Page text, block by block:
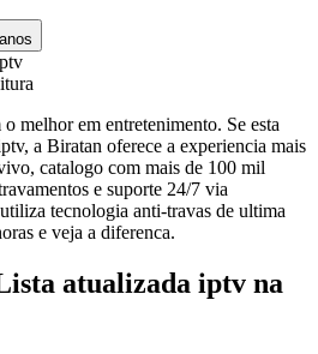
melhor em entretenimento. Se esta
a Biratan oferece a experiencia mais
catalogo com mais de 100 mil
e suporte 24/7 via
tecnologia anti-travas de ultima
e veja a diferenca.
atualizada iptv na